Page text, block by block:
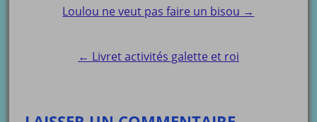
Post
navigation
Loulou ne veut pas faire un bisou →
← Livret activités galette et roi